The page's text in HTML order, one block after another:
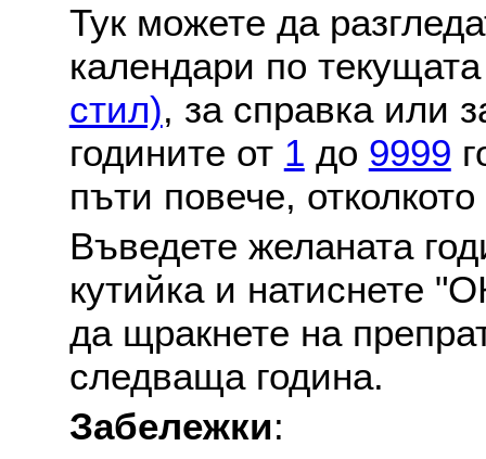
Тук можете да
календари по
стил), за справка или
годините от 1 до 9999
пъти повече,
Въведете желаната
кутийка и натиснете
да щракнете на
следваща година.
Забележки: